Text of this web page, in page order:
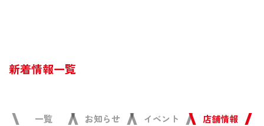
新着情報一覧
一覧 お知らせ イベント 店舗情報